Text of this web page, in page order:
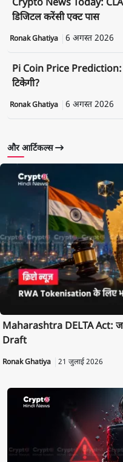
Crypto News Today:
डिजिटल करेंसी एक्ट पास
Ronak Ghatiya 6 अगस्त 2026
Pi Coin Price
टिकेगी?
Ronak Ghatiya 6 अगस्त 2026
और आर्टिकल्स
Maharashtra DELTA Act:
Draft
Ronak Ghatiya 21 जुलाई 2026